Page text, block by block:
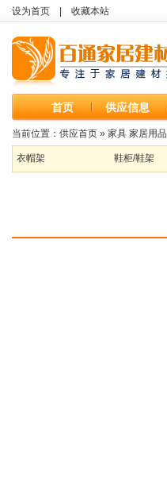
设为首页 收藏本站
首页 供应信息
当前位置： 供应首页 » 家具 家居用品
衣帽架 鞋柜/鞋架